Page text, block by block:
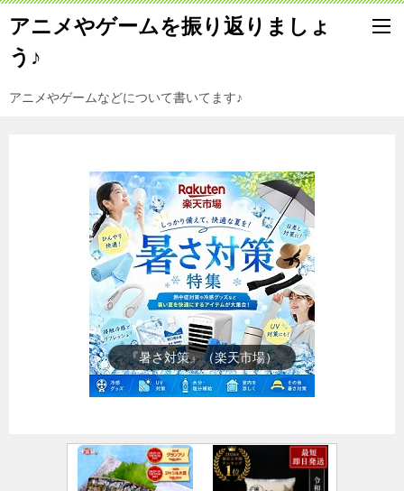
アニメやゲームを振り返りましょ
う♪
アニメやゲームなどについて書いてます♪
『楽天市場』売れ筋ランキング